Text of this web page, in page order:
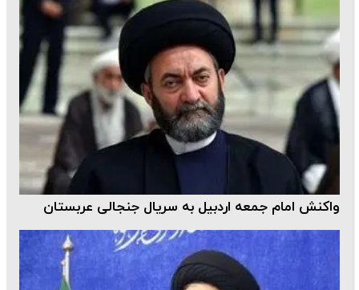
واکنش امام جمعه اردبیل به سریال جنجالی عربستان